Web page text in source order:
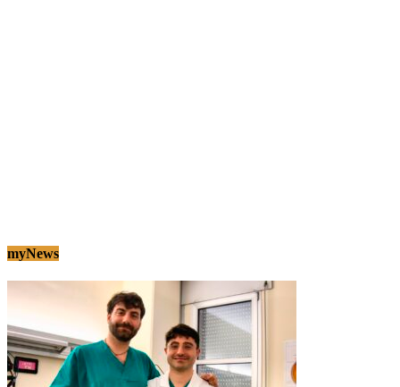
myNews